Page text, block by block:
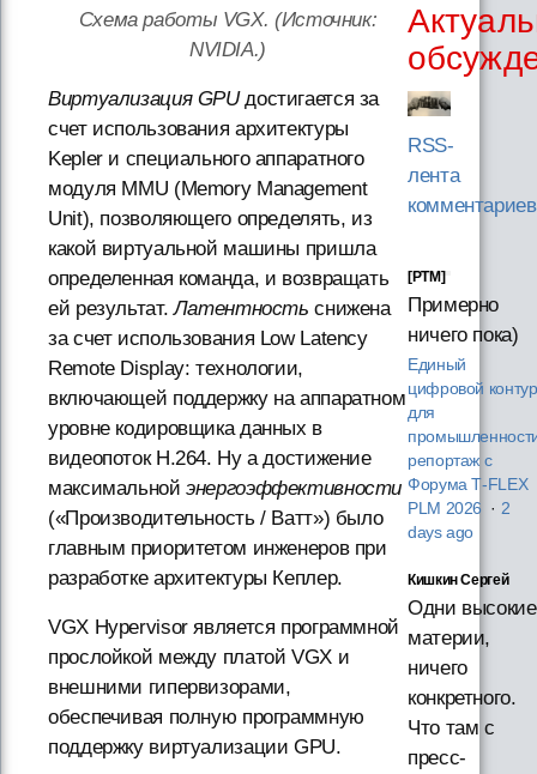
Схема работы VGX. (Источник:
NVIDIA.)
Виртуализация GPUдостигается за
счет использования архитектуры
Kepler и специального аппаратного
модуля MMU (Memory Management
Unit), позволяющего определять, из
какой виртуальной машины пришла
определенная команда, и возвращать
ей результат.Латентность снижена
за счет использования Low Latency
Remote Display: технологии,
включающей поддержку на аппаратном
уровне кодировщика данных в
видеопоток H.264. Ну а достижение
максимальнойэнергоэффективности
(«Производительность / Ватт») было
главным приоритетом инженеров при
разработке архитектуры Кеплер.
VGX Hypervisor является программной
прослойкой между платой VGX и
внешними гипервизорами,
обеспечивая полную программную
поддержку виртуализации GPU.
RSS-
лента
комментариев
[PTM]
Примерно
ничего пока)
Единый
цифровой контур
для
репортаж с
Форума T‑FLEX
PLM 2026 · 2
days ago
Кишкин Сергей
Одни высокие
материи,
ничего
конкретного.
Что там с
пресс-